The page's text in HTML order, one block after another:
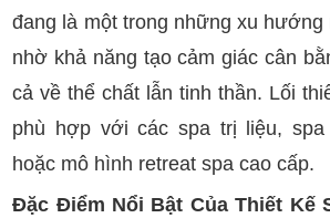
đang là một trong những xu hướng
nhờ khả năng tạo cảm giác cân
cả về thể chất lẫn tinh thần. Lối
phù hợp với các spa trị liệu, spa
hoặc mô hình retreat spa cao cấp.
Đặc Điểm Nổi Bật Của Thiết Kế